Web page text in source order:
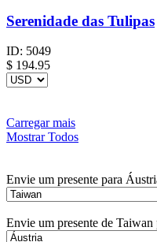
Serenidade das Tulipas
ID: 5049
$ 194.95
Carregar mais
Mostrar Todos
Envie um presente para
Envie um presente de Taiwan